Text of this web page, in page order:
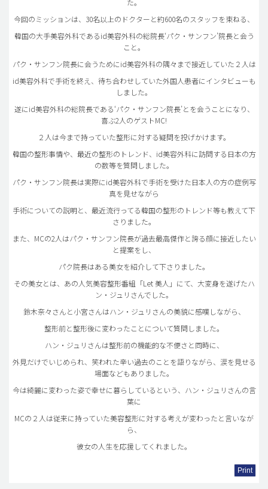
た。
今回のミッションは、30名以上のドクターと約600名のスタッフを束ねる、
韓国の大手美容外科であるid美容外科の総院長‘パク・サンフン’院長と会う
こと。
パク・サンフン院長に会うためにid美容外科の隅々まで接近していた２人は
id美容外科で手術を終え、待ち合わせしていた外国人患者にインタビューも
しました。
遂にid美容外科の総院長である‘パク・サンフン院長’とを会うことになり、
喜ぶ2人のゲストMC!
２人は今まで持っていた整形に対する疑問を投げかけます。
韓国の整形事情や、最近の整形のトレンド、id美容外科に訪問する日本の方
の数等を質問しました。
パク・サンフン院長は実際にid美容外科で手術を受けた日本人の方の症例写
真を見せながら
手術についての説明と、最近流行ってる韓国の整形のトレンド等も教えて下
さりました。
また、MCの2人はパク・サンフン院長が過去最高傑作と誇る顔に接近したい
と提案をし、
パク院長はある美女を紹介して下さりました。
その美女とは、あの人気美容整形番組「Let 美人」にて、大変身を遂げたハ
ン・ジュリさんでした。
鈴木奈々さんと小宮さんはハン・ジュリさんの美貌に感嘆しながら、
整形前と整形後に変わったことについて質問しました。
ハン・ジュリさんは整形前の機能的な不便さと同時に、
外見だけでいじめられ、笑われた辛い過去のことを語りながら、涙を見せる
場面などもありました。
今は綺麗に変わった姿で幸せに暮らしているという、ハン・ジュリさんの言
葉に
MCの２人は従来に持っていた美容整形に対する考えが変わったと言いなが
ら、
彼女の人生を応援してくれました。
Print